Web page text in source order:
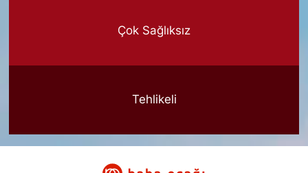
Çok Sağlıksız
Tehlikeli